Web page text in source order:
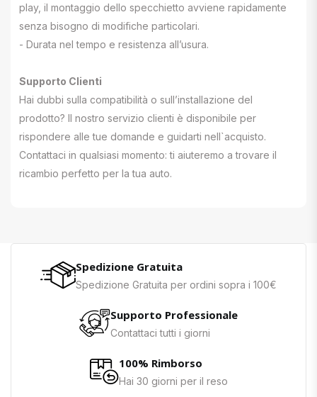
play, il montaggio dello specchietto avviene rapidamente
senza bisogno di modifiche particolari.
- Durata nel tempo e resistenza all’usura.
Supporto Clienti
Hai dubbi sulla compatibilità o sull’installazione del
prodotto? Il nostro servizio clienti è disponibile per
rispondere alle tue domande e guidarti nell`acquisto.
Contattaci in qualsiasi momento: ti aiuteremo a trovare il
ricambio perfetto per la tua auto.
Spedizione Gratuita
Spedizione Gratuita per ordini sopra i 100€
Supporto Professionale
Contattaci tutti i giorni
100% Rimborso
Hai 30 giorni per il reso